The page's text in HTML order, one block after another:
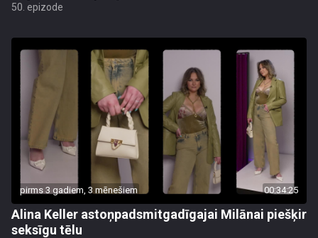
50. epizode
pirms 3 gadiem, 3 mēnešiem 00:34:25
Alina Keller astoņpadsmitgadīgajai Milānai piešķir
seksīgu tēlu